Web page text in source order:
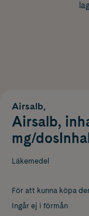
Airsalb,
Airsalb,
mg/
Läkemedel
För att kunna köpa
Ingår ej i förmån